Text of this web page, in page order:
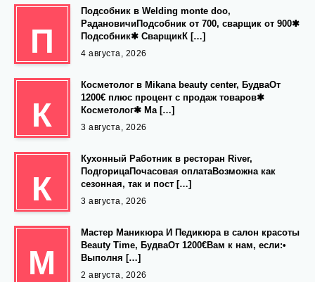
П
Подсобник в Welding monte doo,
РадановичиПодсобник от 700, сварщик от 900✱
Подсобник✱ СварщикК […]
4 августа, 2026
К
Косметолог в Mikana beauty center, БудваОт
1200€ плюс процент с продаж товаров✱
Косметолог✱ Ма […]
3 августа, 2026
К
Кухонный Работник в ресторан River,
ПодгорицаПочасовая оплатаВозможна как
сезонная, так и пост […]
3 августа, 2026
М
Мастер Маникюра И Педикюра в салон красоты
Beauty Time, БудваОт 1200€Вам к нам, если:•
Выполня […]
2 августа, 2026